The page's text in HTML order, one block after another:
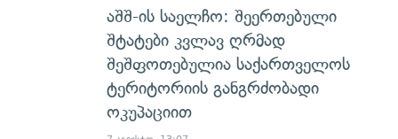
აშშ-ის საელჩო: შეერთებული
შტატები კვლავ ღრმად
შეშფოთებულია საქართველოს
ტერიტორიის განგრძობადი
ოკუპაციით